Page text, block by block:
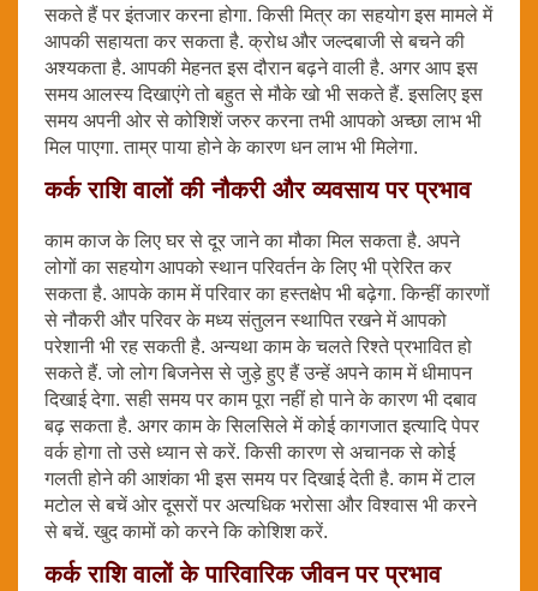
सकते हैं पर इंतजार करना होगा. किसी मित्र का सहयोग इस मामले में
आपकी सहायता कर सकता है. क्रोध और जल्दबाजी से बचने की
अश्यकता है. आपकी मेहनत इस दौरान बढ़ने वाली है. अगर आप इस
समय आलस्य दिखाएंगे तो बहुत से मौके खो भी सकते हैं. इसलिए इस
समय अपनी ओर से कोशिशें जरुर करना तभी आपको अच्छा लाभ भी
मिल पाएगा. ताम्र पाया होने के कारण धन लाभ भी मिलेगा.
कर्क राशि वालों की नौकरी और व्यवसाय पर प्रभाव
काम काज के लिए घर से दूर जाने का मौका मिल सकता है. अपने
लोगों का सहयोग आपको स्थान परिवर्तन के लिए भी प्रेरित कर
सकता है. आपके काम में परिवार का हस्तक्षेप भी बढ़ेगा. किन्हीं कारणों
से नौकरी और परिवर के मध्य संतुलन स्थापित रखने में आपको
परेशानी भी रह सकती है. अन्यथा काम के चलते रिश्ते प्रभावित हो
सकते हैं. जो लोग बिजनेस से जुड़े हुए हैं उन्हें अपने काम में धीमापन
दिखाई देगा. सही समय पर काम पूरा नहीं हो पाने के कारण भी दबाव
बढ़ सकता है. अगर काम के सिलसिले में कोई कागजात इत्यादि पेपर
वर्क होगा तो उसे ध्यान से करें. किसी कारण से अचानक से कोई
गलती होने की आशंका भी इस समय पर दिखाई देती है. काम में टाल
मटोल से बचें ओर दूसरों पर अत्यधिक भरोसा और विश्वास भी करने
से बचें. खुद कामों को करने कि कोशिश करें.
कर्क राशि वालों के पारिवारिक जीवन पर प्रभाव